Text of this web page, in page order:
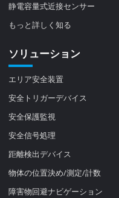
静電容量式近接センサー
もっと詳しく知る
ソリューション
エリア安全装置
安全トリガーデバイス
安全保護監視
安全信号処理
距離検出デバイス
物体の位置決め/測定/計数
障害物回避ナビゲーション